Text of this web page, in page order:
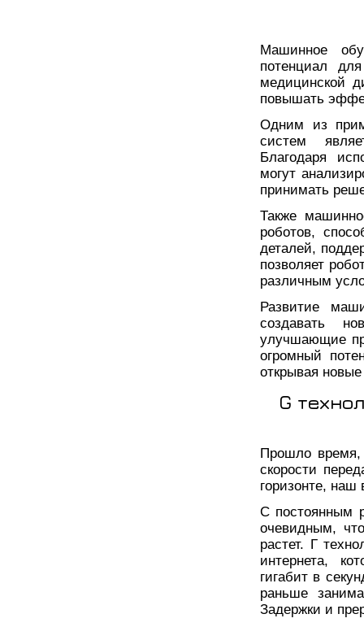
Машинное
потенциал
медицинской
повышать
Одним из
систем
Благодаря
могут
принимать
Также
роботов,
деталей,
позволяет
различным
Развитие
создавать
улучшающие
огромный
открывая
G
Прошло время,
скорости
горизонте, наш
С постоянным
очевидным,
растет. Г
интернета,
гигабит в
раньше
Задержки и